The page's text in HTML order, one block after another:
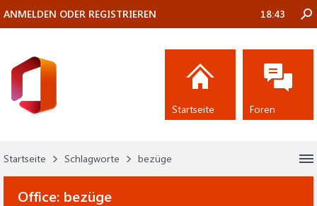
Startseite Schlagworte bezüge
Office: bezüge
ANMELDEN ODER REGISTRIEREN 18:43
Startseite Foren